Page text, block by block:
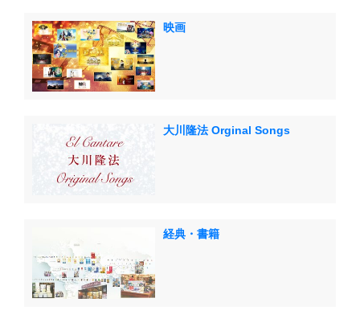
映画
大川隆法 Orginal Songs
経典・書籍